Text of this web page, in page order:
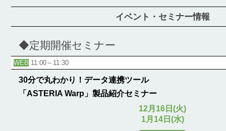
イベント・セミナー情報
◆定期開催セミナー
WEB 11:00～11:30
30分で丸わかり！データ連携ツール
「ASTERIA Warp」製品紹介セミナー
12月16日(火)
1月14日(水)